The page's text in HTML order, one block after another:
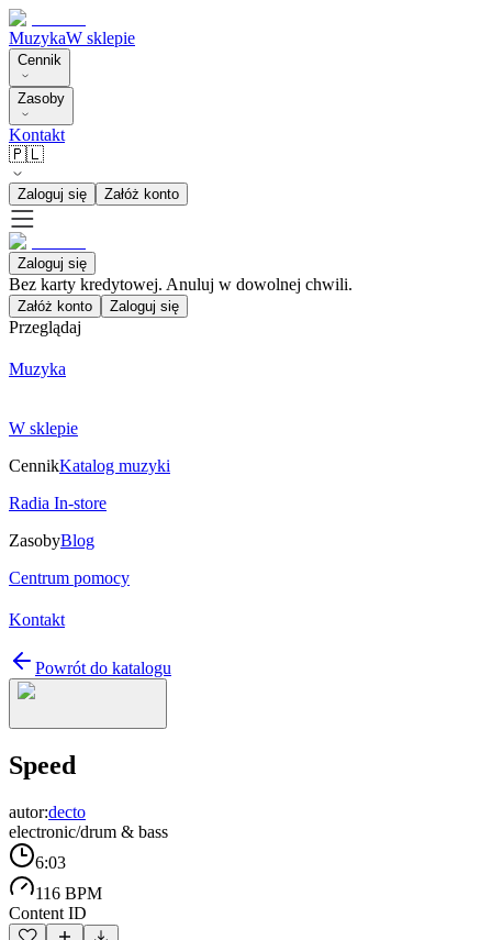
MuzykaW sklepie
Cennik
Zasoby
Kontakt
🇵🇱
Zaloguj się Załóż konto
Zaloguj się
Bez karty kredytowej. Anuluj w dowolnej chwili.
Załóż konto Zaloguj się
Przeglądaj
Muzyka
W sklepie
CennikKatalog muzyki
Radia In-store
ZasobyBlog
Centrum pomocy
Kontakt
Powrót do katalogu
Speed
autor:decto
electronic/drum & bass
6:03
116 BPM
Content ID